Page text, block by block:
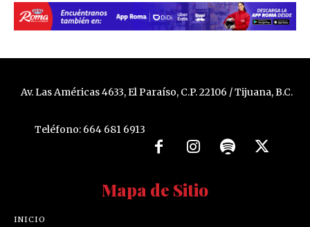
Av. Las Américas 4633, El Paraíso, C.P. 22106 / Tijuana, B.C.
Teléfono: 664 681 6913
Mapa de Sitio
INICIO